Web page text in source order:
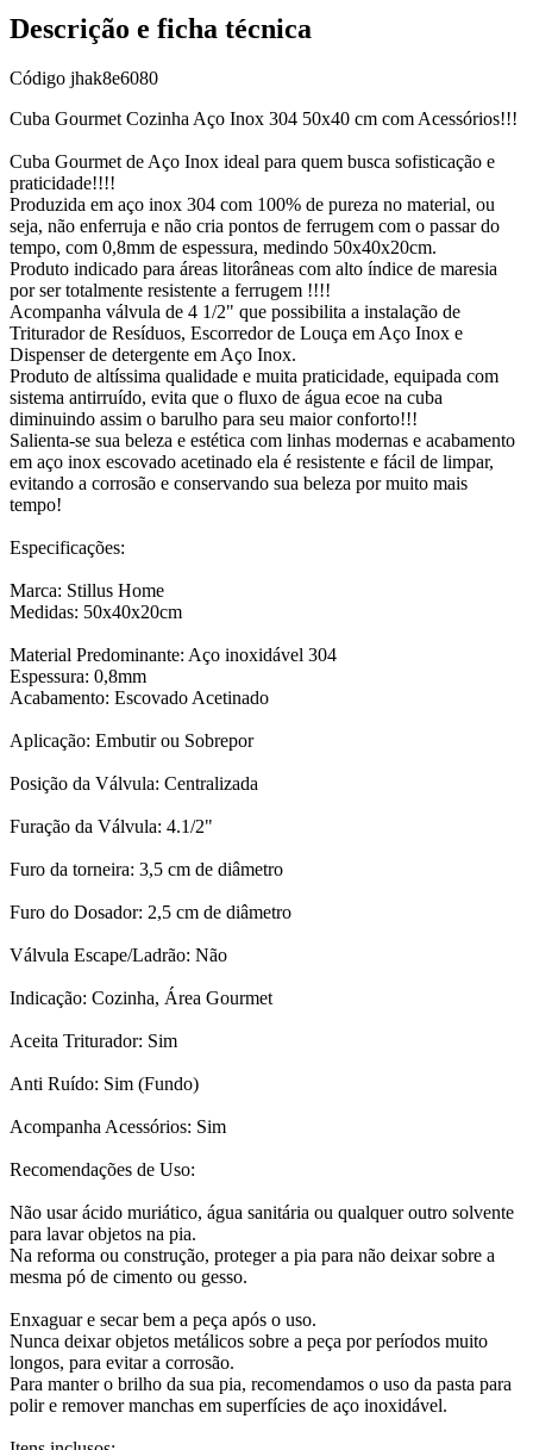
Descrição e ficha técnica
Código jhak8e6080
Cuba Gourmet Cozinha Aço Inox 304 50x40 cm com Acessórios!!!
Cuba Gourmet de Aço Inox ideal para quem busca sofisticação e
praticidade!!!!
Produzida em aço inox 304 com 100% de pureza no material, ou
seja, não enferruja e não cria pontos de ferrugem com o passar do
tempo, com 0,8mm de espessura, medindo 50x40x20cm.
Produto indicado para áreas litorâneas com alto índice de maresia
por ser totalmente resistente a ferrugem !!!!
Acompanha válvula de 4 1/2" que possibilita a instalação de
Triturador de Resíduos, Escorredor de Louça em Aço Inox e
Dispenser de detergente em Aço Inox.
Produto de altíssima qualidade e muita praticidade, equipada com
sistema antirruído, evita que o fluxo de água ecoe na cuba
diminuindo assim o barulho para seu maior conforto!!!
Salienta-se sua beleza e estética com linhas modernas e acabamento
em aço inox escovado acetinado ela é resistente e fácil de limpar,
evitando a corrosão e conservando sua beleza por muito mais
tempo!
Especificações:
Marca: Stillus Home
Medidas: 50x40x20cm
Material Predominante: Aço inoxidável 304
Espessura: 0,8mm
Acabamento: Escovado Acetinado
Aplicação: Embutir ou Sobrepor
Posição da Válvula: Centralizada
Furação da Válvula: 4.1/2"
Furo da torneira: 3,5 cm de diâmetro
Furo do Dosador: 2,5 cm de diâmetro
Válvula Escape/Ladrão: Não
Indicação: Cozinha, Área Gourmet
Aceita Triturador: Sim
Anti Ruído: Sim (Fundo)
Acompanha Acessórios: Sim
Recomendações de Uso:
Não usar ácido muriático, água sanitária ou qualquer outro solvente
para lavar objetos na pia.
Na reforma ou construção, proteger a pia para não deixar sobre a
mesma pó de cimento ou gesso.
Enxaguar e secar bem a peça após o uso.
Nunca deixar objetos metálicos sobre a peça por períodos muito
longos, para evitar a corrosão.
Para manter o brilho da sua pia, recomendamos o uso da pasta para
polir e remover manchas em superfícies de aço inoxidável.